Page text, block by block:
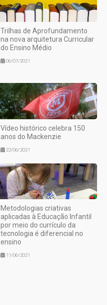
Trilhas de Aprofundamento
na nova arquitetura Curricular
do Ensino Médio
06/07/2021
Vídeo histórico celebra 150
anos do Mackenzie
22/06/2021
Metodologias criativas
aplicadas à Educação Infantil
por meio do currículo da
tecnologia é diferencial no
ensino
11/06/2021